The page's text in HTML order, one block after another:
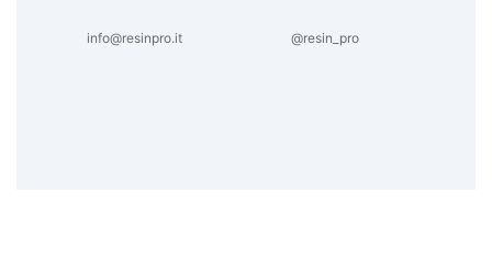
info@resinpro.it @resin_pro